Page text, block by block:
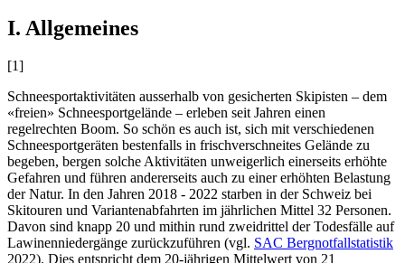
I. Allgemeines
[1]
Schneesportaktivitäten ausserhalb von gesicherten Skipisten – dem
«freien» Schneesportgelände – erleben seit Jahren einen
regelrechten Boom. So schön es auch ist, sich mit verschiedenen
Schneesportgeräten bestenfalls in frischverschneites Gelände zu
begeben, bergen solche Aktivitäten unweigerlich einerseits erhöhte
Gefahren und führen andererseits auch zu einer erhöhten Belastung
der Natur. In den Jahren 2018 - 2022 starben in der Schweiz bei
Skitouren und Variantenabfahrten im jährlichen Mittel 32 Personen.
Davon sind knapp 20 und mithin rund zweidrittel der Todesfälle auf
Lawinenniedergänge zurückzuführen (vgl. SAC Bergnotfallstatistik
2022). Dies entspricht dem 20-jährigen Mittelwert von 21